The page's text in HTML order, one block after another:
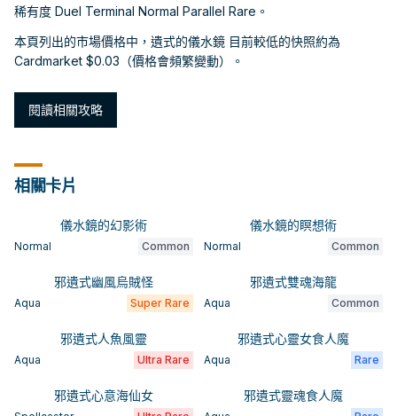
稀有度 Duel Terminal Normal Parallel Rare。
本頁列出的市場價格中，遺式的儀水鏡 目前較低的快照約為
Cardmarket $0.03（價格會頻繁變動）。
閱讀相關攻略
相關卡片
儀水鏡的幻影術
Normal Common
儀水鏡的瞑想術
Normal Common
邪遺式幽風烏賊怪
Aqua Super Rare
邪遺式雙魂海龍
Aqua Common
邪遺式人魚風靈
Aqua Ultra Rare
邪遺式心靈女食人魔
Aqua Rare
邪遺式心意海仙女 邪遺式靈魂食人魔